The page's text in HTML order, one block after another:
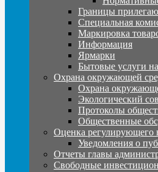
Границы
Специальная
Маркировка
Информация
Ярмарки
Бытовые услуги
Охрана окружающей
Охрана
Экологический
Протоколы
Общественные
Оценка регулирующего
Уведомления о
Отчеты главы
Свободные